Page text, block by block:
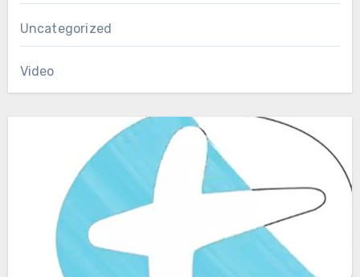
Uncategorized
Video